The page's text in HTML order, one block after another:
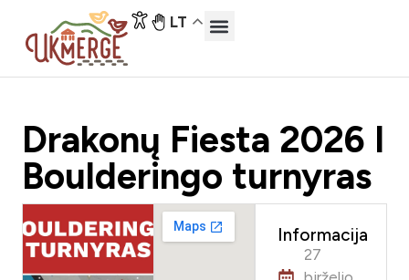
LT
Drakonų Fiesta 2026 I
Boulderingo turnyras
Informacija
27